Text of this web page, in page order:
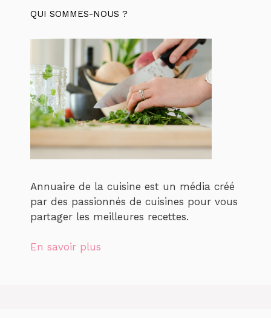
QUI SOMMES-NOUS ?
Annuaire de la cuisine est un média créé
par des passionnés de cuisines pour vous
partager les meilleures recettes.
En savoir plus